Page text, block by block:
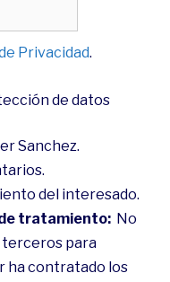
Privacidad.
de datos
Sanchez.
del interesado.
tratamiento: No
terceros para
ha contratado los